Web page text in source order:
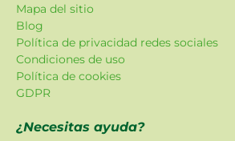
Mapa del sitio
Blog
Política de privacidad redes sociales
Condiciones de uso
Política de cookies
GDPR
¿Necesitas ayuda?